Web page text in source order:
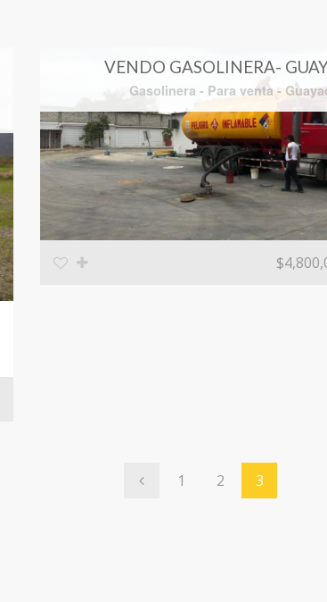
VENDO GASOLINERA-
Gasolinera - Para venta -
1 2 3